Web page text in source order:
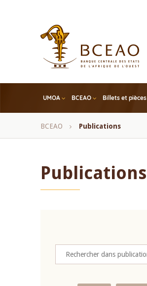
UMOA BCEAO Billets et pièces
Fil
BCEAO Publications
Publications